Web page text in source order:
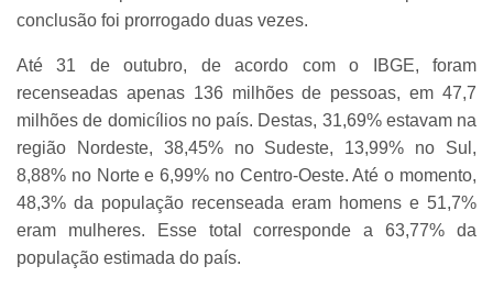
conclusão foi prorrogado duas vezes.
Até 31 de outubro, de acordo com o IBGE, foram
recenseadas apenas 136 milhões de pessoas, em 47,7
milhões de domicílios no país. Destas, 31,69% estavam na
região Nordeste, 38,45% no Sudeste, 13,99% no Sul,
8,88% no Norte e 6,99% no Centro-Oeste. Até o momento,
48,3% da população recenseada eram homens e 51,7%
eram mulheres. Esse total corresponde a 63,77% da
população estimada do país.